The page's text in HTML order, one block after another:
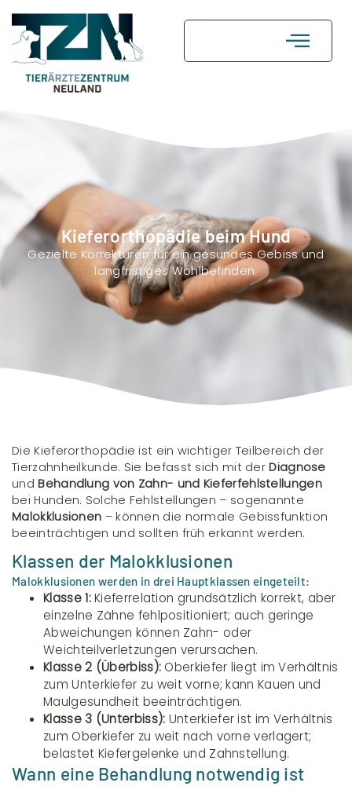
Kontakt
Kieferorthopädie beim Hund
Gezielte Korrekturen für ein gesundes Gebiss und
langfristiges Wohlbefinden.
Die Kieferorthopädie ist ein wichtiger Teilbereich der
Tierzahnheilkunde. Sie befasst sich mit der Diagnose
und Behandlung von Zahn- und Kieferfehlstellungen
bei Hunden. Solche Fehlstellungen – sogenannte
Malokklusionen – können die normale Gebissfunktion
beeinträchtigen und sollten früh erkannt werden.
Klassen der Malokklusionen
Malokklusionen werden in drei Hauptklassen eingeteilt:
Klasse 1:Kieferrelation grundsätzlich korrekt, aber
einzelne Zähne fehlpositioniert; auch geringe
Abweichungen können Zahn- oder
Weichteilverletzungen verursachen.
Klasse 2 (Überbiss): Oberkiefer liegt im Verhältnis
zum Unterkiefer zu weit vorne; kann Kauen und
Maulgesundheit beeinträchtigen.
Klasse 3 (Unterbiss): Unterkiefer ist im Verhältnis
zum Oberkiefer zu weit nach vorne verlagert;
belastet Kiefergelenke und Zahnstellung.
Wann eine Behandlung notwendig ist